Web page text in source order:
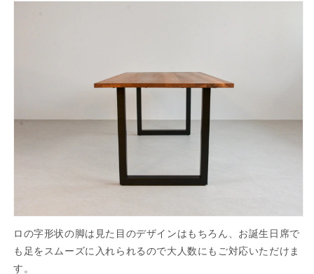
ロの字形状の脚は見た目のデザインはもちろん、お誕生日席で
も足をスムーズに入れられるので大人数にもご対応いただけま
す。